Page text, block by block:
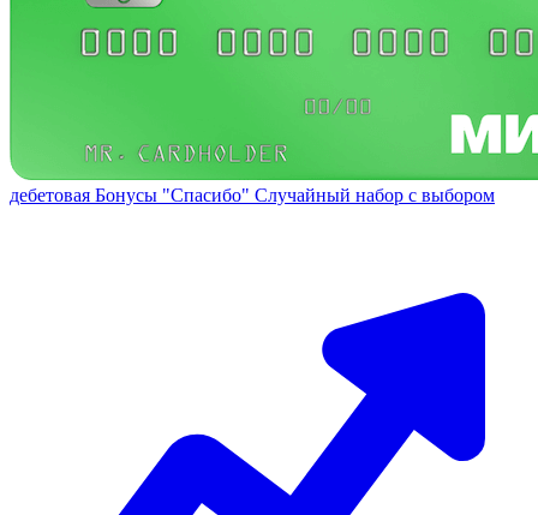
дебетовая Бонусы "Спасибо" Случайный набор с выбором